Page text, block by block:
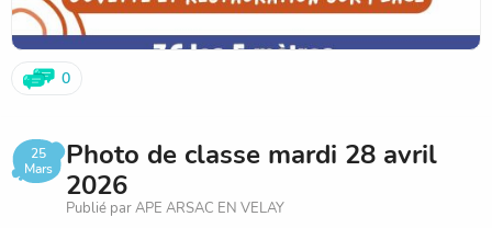
0
25
Mars
Photo de classe mardi 28 avril
2026
Publié par APE ARSAC EN VELAY